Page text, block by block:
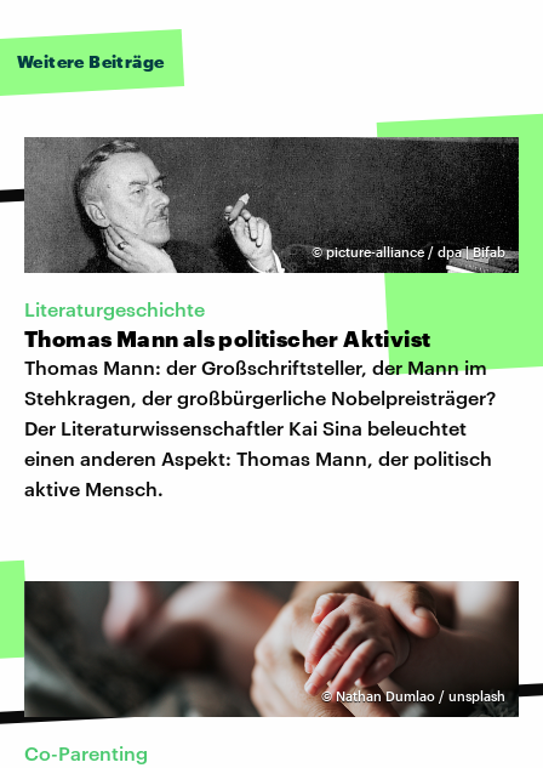
Weitere Beiträge
©picture-alliance / dpa | Bifab
Literaturgeschichte
Thomas Mann als politischer Aktivist
Thomas Mann: der Großschriftsteller, der Mann im
Stehkragen, der großbürgerliche Nobelpreisträger?
Der Literaturwissenschaftler Kai Sina beleuchtet
einen anderen Aspekt: Thomas Mann, der politisch
aktive Mensch.
©Nathan Dumlao / unsplash
Co-Parenting